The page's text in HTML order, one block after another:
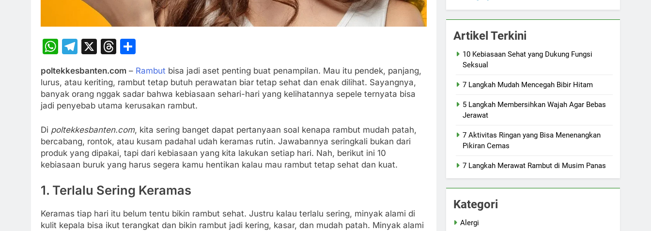
WhatsApp
Telegram
X Threads
poltekkesbanten.com – Rambut bisa jadi aset penting buat penampilan. Mau itu pendek, panjang,
lurus, atau keriting, rambut tetap butuh perawatan biar tetap sehat dan enak dilihat. Sayangnya,
banyak orang nggak sadar bahwa kebiasaan sehari-hari yang kelihatannya sepele ternyata bisa
jadi penyebab utama kerusakan rambut.
Di poltekkesbanten.com, kita sering banget dapat pertanyaan soal kenapa rambut mudah patah,
bercabang, rontok, atau kusam padahal udah keramas rutin. Jawabannya seringkali bukan dari
produk yang dipakai, tapi dari kebiasaan yang kita lakukan setiap hari. Nah, berikut ini 10
kebiasaan buruk yang harus segera kamu hentikan kalau mau rambut tetap sehat dan kuat.
1. Terlalu Sering Keramas
Keramas tiap hari itu belum tentu bikin rambut sehat. Justru kalau terlalu sering, minyak alami di
kulit kepala bisa ikut terangkat dan bikin rambut jadi kering, kasar, dan mudah patah. Minyak alami
Artikel Terkini
10 Kebiasaan Sehat yang Dukung Fungsi
Seksual
7 Langkah Mudah Mencegah Bibir Hitam
5 Langkah Membersihkan Wajah Agar Bebas
Jerawat
7 Aktivitas Ringan yang Bisa Menenangkan
Pikiran Cemas
7 Langkah Merawat Rambut di Musim Panas
Kategori
Alergi